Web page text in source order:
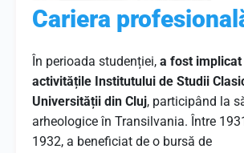
Cariera
În perioada studenției, a fost implicat
activitățile Institutului de Studii
Universității din Cluj, participând la
arheologice în Transilvania. Între
1932, a beneficiat de o bursă de